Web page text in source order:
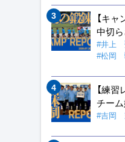
【キ
中切
#井上
#松岡
【練
チー
#吉岡